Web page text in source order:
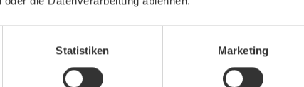
Statistiken Marketing